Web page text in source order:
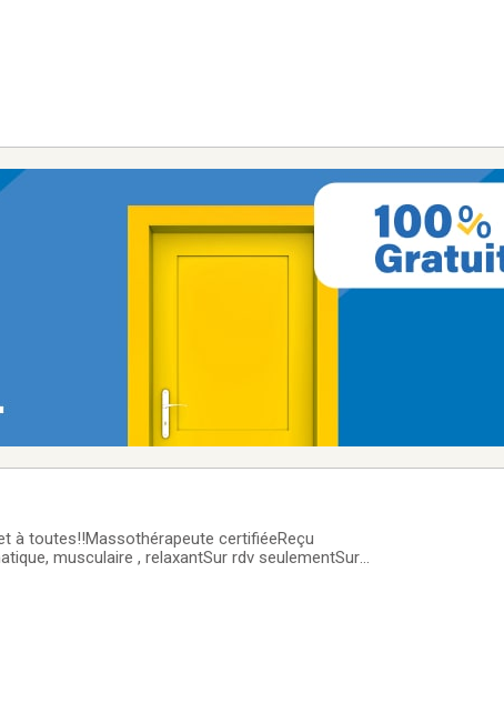
à toutes!!Massothérapeute certifiéeReçu
musculaire , relaxantSur rdv seulementSur